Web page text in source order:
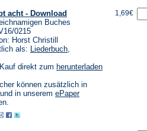
acht - Download
Buches
0215
Horst Christill
als: Liederbuch,
direkt zum herunterladen
können zusätzlich in
(Öffnet
und in unserem ePaper(Öffnet
1,69€